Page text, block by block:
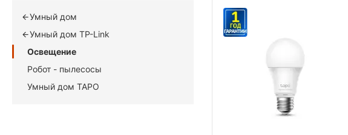
Умный дом
Умный дом TP-Link
Освещение
Робот - пылесосы
Умный дом TAPO